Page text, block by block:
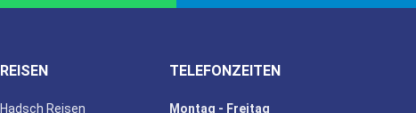
REISEN
Hadsch Reisen
TELEFONZEITEN
Montag - Freitag